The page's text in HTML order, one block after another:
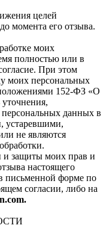
целей
момента его отзыва.
моих
полностью или в
При этом
моих персональных
152-ФЗ «О
уточнения,
данных в
устаревшими,
не являются
и защиты моих прав и
настоящего
письменной форме по
согласии, либо на